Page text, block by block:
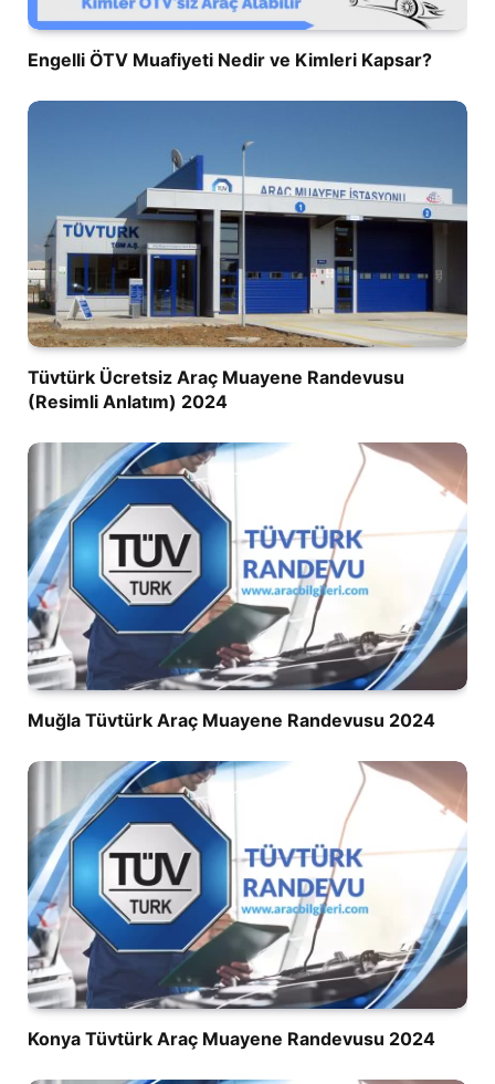
Engelli ÖTV Muafiyeti Nedir ve Kimleri Kapsar?
Tüvtürk Ücretsiz Araç Muayene Randevusu
(Resimli Anlatım) 2024
Muğla Tüvtürk Araç Muayene Randevusu 2024
Konya Tüvtürk Araç Muayene Randevusu 2024